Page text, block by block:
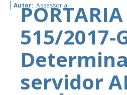
Autor: Assessoria
PORTARIA
515/2017-
servidor